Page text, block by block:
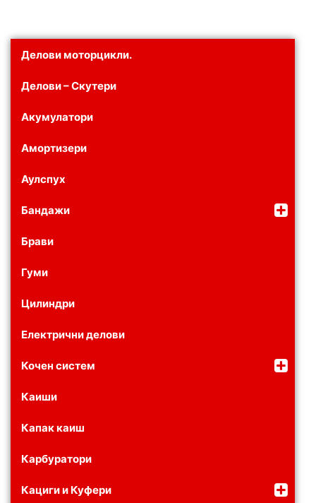
Делови моторцикли.
Делови – Скутери
Акумулатори
Амортизери
Аулспух
Бандажи
Брави
Гуми
Цилиндри
Електрични делови
Кочен систем
Каиши
Капак каиш
Карбуратори
Кациги и Куфери